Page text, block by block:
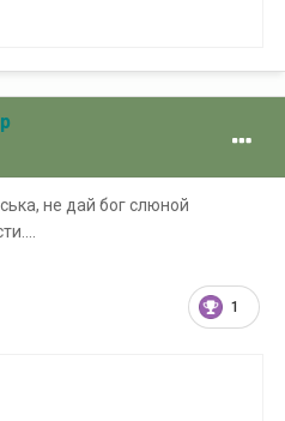
не дай бог слюной
1